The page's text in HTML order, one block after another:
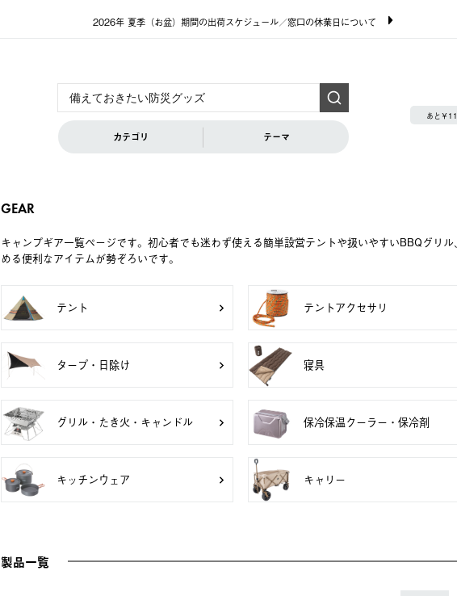
2026年 夏季（お盆）期間の出荷スケジュール／窓口の休業日について
カテゴリ テーマ
あと￥
GEAR
キャンプギア一覧ページです。初心者でも迷わず使える簡単設営テントや扱いやすいBBQグリ
める便利なアイテムが勢ぞろいです。
テント テントアクセサリ
タープ・日除け 寝具
グリル・たき火・キャンドル 保冷保温クーラー・保冷剤
キッチンウェア キャリー
製品一覧